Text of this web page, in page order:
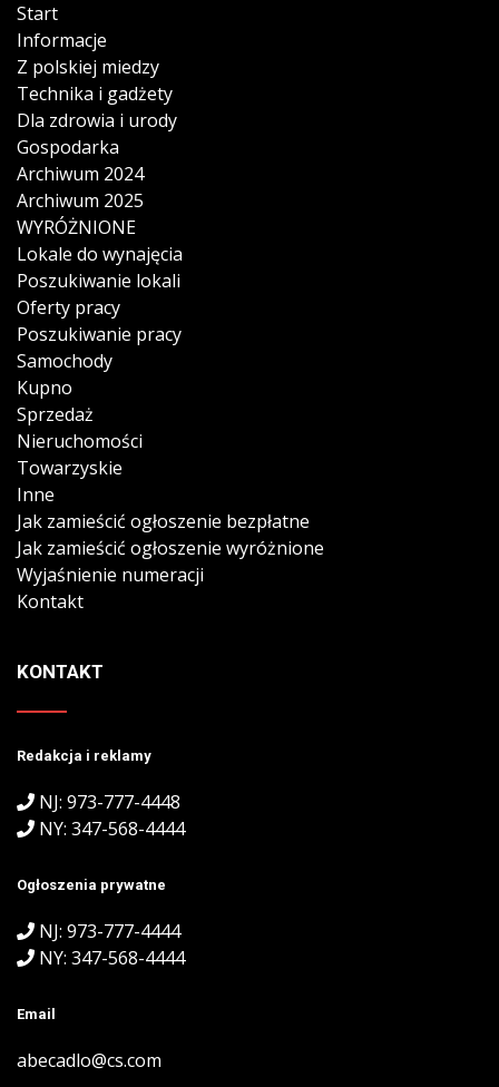
Start
Informacje
Z polskiej miedzy
Technika i gadżety
Dla zdrowia i urody
Gospodarka
Archiwum 2024
Archiwum 2025
WYRÓŻNIONE
Lokale do wynajęcia
Poszukiwanie lokali
Oferty pracy
Poszukiwanie pracy
Samochody
Kupno
Sprzedaż
Nieruchomości
Towarzyskie
Inne
Jak zamieścić ogłoszenie bezpłatne
Jak zamieścić ogłoszenie wyróżnione
Wyjaśnienie numeracji
Kontakt
KONTAKT
Redakcja i reklamy
NJ: 973-777-4448
NY: 347-568-4444
Ogłoszenia prywatne
NJ: 973-777-4444
NY: 347-568-4444
Email
abecadlo@cs.com